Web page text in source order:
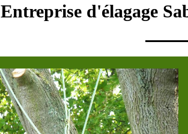
Entreprise d'élagage